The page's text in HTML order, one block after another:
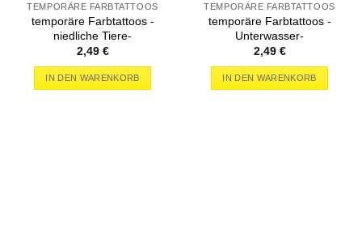
TEMPORÄRE FARBTATTOOS
temporäre Farbtattoos -
niedliche Tiere-
2,49 €
IN DEN WARENKORB
TEMPORÄRE FARBTATTOOS
temporäre Farbtattoos -
Unterwasser-
2,49 €
IN DEN WARENKORB